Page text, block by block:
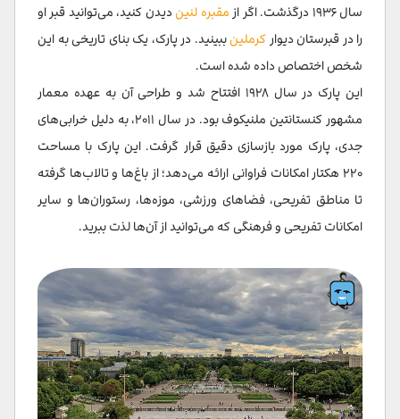
سال ۱۹۳۶ درگذشت. اگر از
مقبره لنین دیدن کنید، می‌توانید قبر او
را در قبرستان دیوار کرملینببینید. در پارک، یک بنای تاریخی به این
شخص اختصاص داده شده است.
این پارک در سال ۱۹۲۸ افتتاح شد و طراحی آن به عهده معمار
مشهور کنستانتین ملنیکوف بود. در سال ۲۰۱۱، به دلیل خرابی‌های
جدی، پارک مورد بازسازی دقیق قرار گرفت. این پارک با مساحت
۲۲۰ هکتار امکانات فراوانی ارائه می‌دهد؛ از باغ‌ها و تالاب‌ها گرفته
تا مناطق تفریحی، فضاهای ورزشی، موزه‌ها، رستوران‌ها و سایر
امکانات تفریحی و فرهنگی که می‌توانید از آن‌ها لذت ببرید.